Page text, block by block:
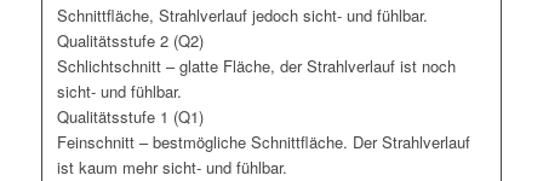
Schnittfläche, Strahlverlauf jedoch sicht- und fühlbar.
Qualitätsstufe 2 (Q2)
Schlichtschnitt – glatte Fläche, der Strahlverlauf ist noch
sicht- und fühlbar.
Qualitätsstufe 1 (Q1)
Feinschnitt – bestmögliche Schnittfläche. Der Strahlverlauf
ist kaum mehr sicht- und fühlbar.